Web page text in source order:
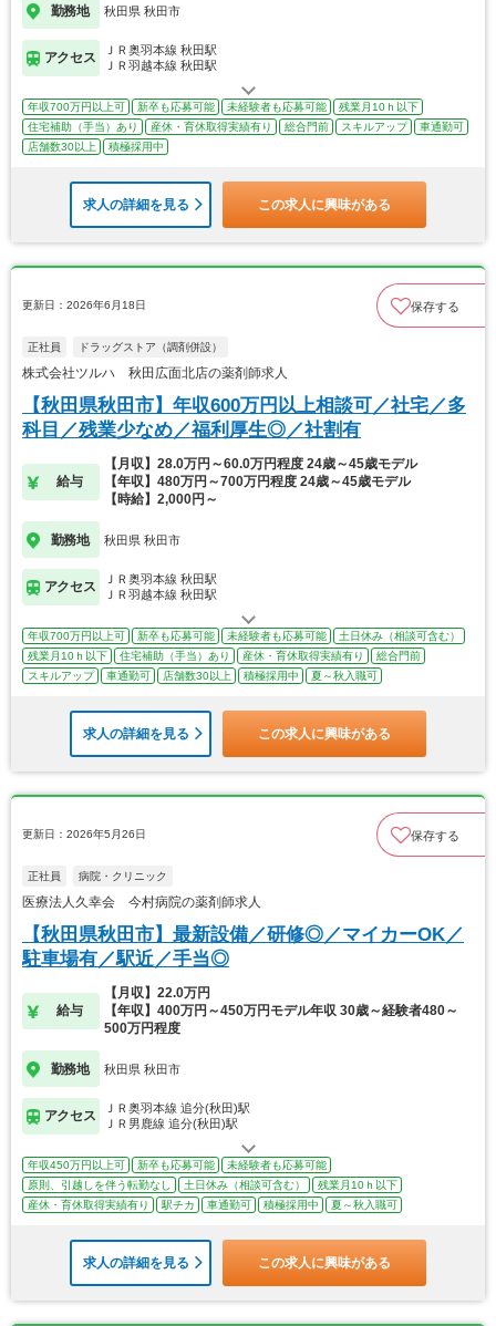
勤務地 秋田県 秋田市
アクセス
ＪＲ奥羽本線 秋田駅
ＪＲ羽越本線 秋田駅
年収700万円以上可 新卒も応募可能 未経験者も応募可能
残業月10ｈ以下
住宅補助（手当）あり
産休・育休取得実績有り 総合門前 スキルアップ
車通勤可
店舗数30以上
積極採用中
求人の詳細を見る この求人に興味がある
更新日：2026年6月18日 保存する
正社員 ドラッグストア（調剤併設）
株式会社ツルハ 秋田広面北店の薬剤師求人
【秋田県秋田市】年収600万円以上相談可／社宅／多
科目／残業少なめ／福利厚生◎／社割有
給与
【月収】28.0万円～60.0万円程度 24歳～45歳モデル
【年収】480万円～700万円程度 24歳～45歳モデル
【時給】2,000円～
勤務地 秋田県 秋田市
アクセス
ＪＲ奥羽本線 秋田駅
ＪＲ羽越本線 秋田駅
年収700万円以上可 新卒も応募可能 未経験者も応募可能
土日休み（相談可含む）
残業月10ｈ以下
住宅補助（手当）あり 産休・育休取得実績有り
総合門前
スキルアップ
車通勤可 店舗数30以上 積極採用中 夏～秋入職可
求人の詳細を見る この求人に興味がある
更新日：2026年5月26日 保存する
正社員 病院・クリニック
医療法人久幸会 今村病院の薬剤師求人
【秋田県秋田市】最新設備／研修◎／マイカーOK／
駐車場有／駅近／手当◎
給与
【月収】22.0万円
【年収】400万円～450万円モデル年収 30歳～経験者480～
500万円程度
勤務地 秋田県 秋田市
アクセス
ＪＲ奥羽本線 追分(秋田)駅
ＪＲ男鹿線 追分(秋田)駅
年収450万円以上可 新卒も応募可能
未経験者も応募可能
原則、引越しを伴う転勤なし
土日休み（相談可含む）
残業月10ｈ以下
産休・育休取得実績有り
駅チカ 車通勤可 積極採用中 夏～秋入職可
求人の詳細を見る この求人に興味がある